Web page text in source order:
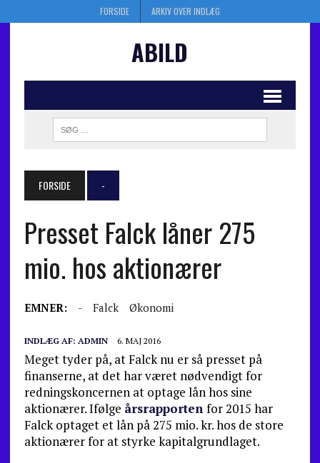
FORSIDE ARKIV OVER INDLÆG
ABILD
FORSIDE -
Presset Falck låner 275
mio. hos aktionærer
EMNER: - Falck Økonomi
INDLÆG AF: ADMIN 6. MAJ 2016
Meget tyder på, at Falck nu er så presset på
finanserne, at det har været nødvendigt for
redningskoncernen at optage lån hos sine
aktionærer. Ifølge årsrapporten for 2015 har
Falck optaget et lån på 275 mio. kr. hos de store
aktionærer for at styrke kapitalgrundlaget.